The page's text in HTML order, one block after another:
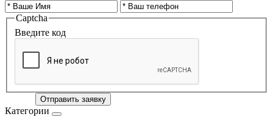
Captcha
Введите код
Отправить заявку
Категории